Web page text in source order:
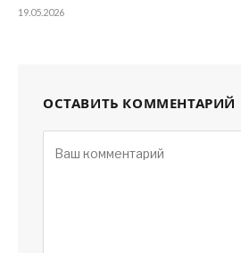
19.05.2026
ОСТАВИТЬ КОММЕНТАРИЙ